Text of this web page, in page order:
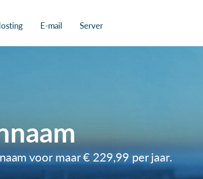
E-mail Server
voor maar€ 229,99 per jaar.